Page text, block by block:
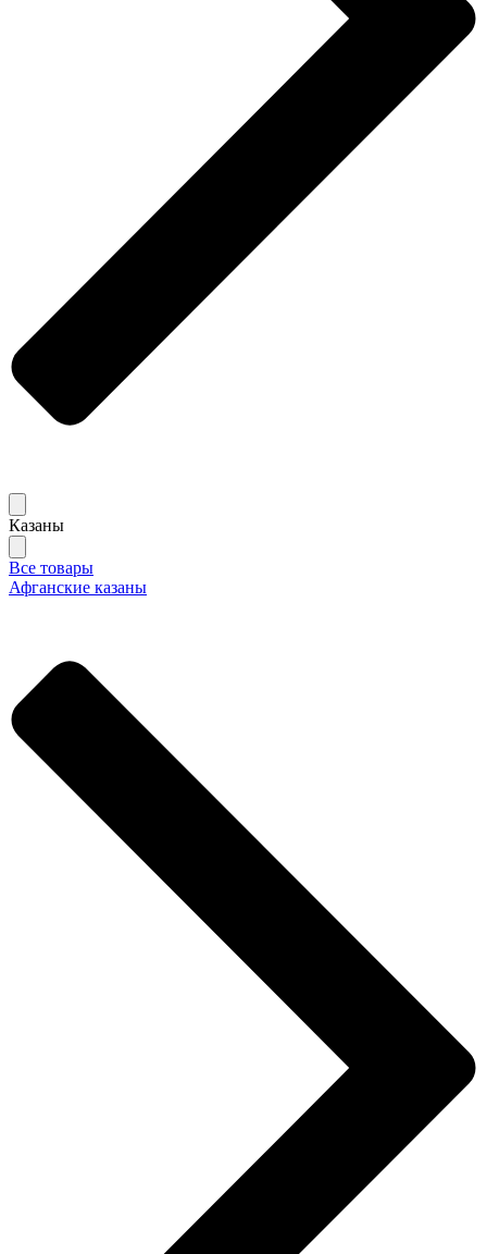
Казаны
Все товары
Афганские казаны